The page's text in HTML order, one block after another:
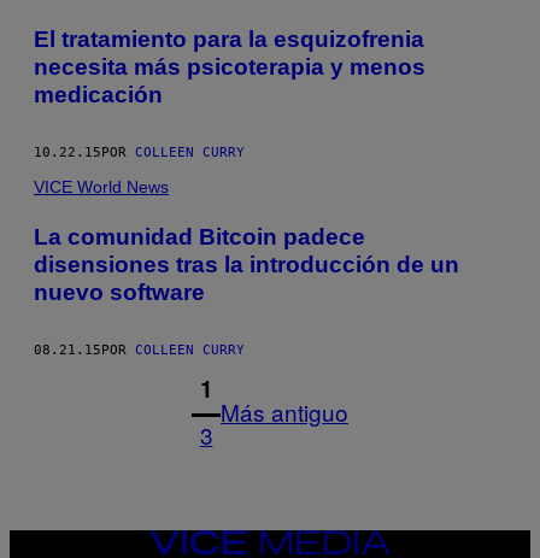
El tratamiento para la esquizofrenia
necesita más psicoterapia y menos
medicación
10.22.15POR COLLEEN CURRY
VICE World News
La comunidad Bitcoin padece
disensiones tras la introducción de un
nuevo software
08.21.15POR COLLEEN CURRY
1
3
Más antiguo
VICE